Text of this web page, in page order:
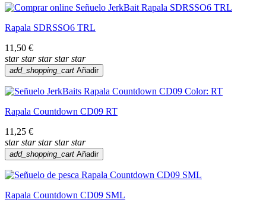
Rapala SDRSSO6 TRL
11,50 €
star star star star star
add_shopping_cart Añadir
Rapala Countdown CD09 RT
11,25 €
star star star star star
add_shopping_cart Añadir
Rapala Countdown CD09 SML